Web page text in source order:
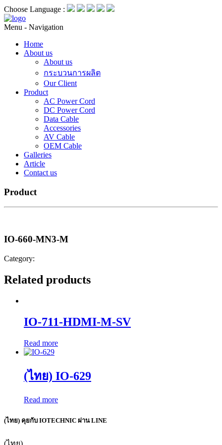
Choose Language :
Menu - Navigation
Home
About us
About us
กระบวนการผลิต
Our Client
Product
AC Power Cord
DC Power Cord
Data Cable
Accessories
AV Cable
OEM Cable
Galleries
Article
Contact us
Product
IO-660-MN3-M
Category:
Related products
IO-711-HDMI-M-SV
Read more
(ไทย) IO-629
Read more
(ไทย) คุยกับ IOTECHNIC ผ่าน LINE
(ไทย)